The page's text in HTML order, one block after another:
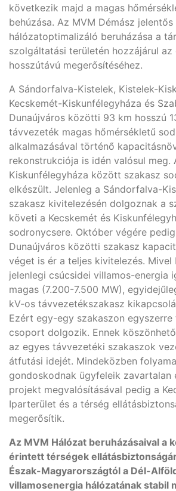
következik majd a magas
behúzása. Az MVM Démász jelentős
hálózatoptimalizáló beruházása a
szolgáltatási területén hozzájárul az
hosszútávú megerősítéséhez.
A Sándorfalva-Kistelek, Kistelek-
Kecskemét-Kiskunfélegyháza és
Dunaújváros közötti 93 km hosszú
távvezeték magas hőmérsékletű
alkalmazásával történő
rekonstrukciója is idén valósul meg.
Kiskunfélegyháza között szakasz
elkészült. Jelenleg a Sándorfalva-
szakasz kivitelezésén dolgoznak a
követi a Kecskemét és
sodronycsere. Október végére
Dunaújváros közötti szakasz
véget is ér a teljes kivitelezés. Mivel
jelenlegi csúcsidei villamos-energia
magas (7.200-7.500 MW),
kV-os távvezetékszakasz
Ezért egy-egy szakaszon
csoport dolgozik. Ennek
az egyes távvezetéki szakaszok
átfutási idejét. Mindeközben
gondoskodnak ügyfeleik zavartalan
projekt megvalósításával pedig a
Iparterület és a térség
megerősítik.
Az MVM Hálózat beruházásaival a
érintett térségek
Észak-Magyarországtól a Dél-
villamosenergia hálózatának stabil